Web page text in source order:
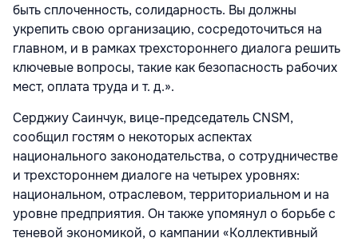
быть сплоченность, солидарность. Вы должны
укрепить свою организацию, сосредоточиться на
глав­ном, и в рамках трехстороннего диалога решить
ключевые вопросы, такие как безопасность рабочих
мест, оплата труда и т. д.».
Серджиу Саинчук, вице-председатель CNSM,
сообщил гостям о некоторых аспек­тах
национального законодательства, о сотрудничестве
и трехстороннем диалоге на четырех уровнях:
национальном, отраслевом, территориальном и на
уровне предприятия. Он также упомянул о борьбе с
теневой экономикой, о кампании «Кол­лективный